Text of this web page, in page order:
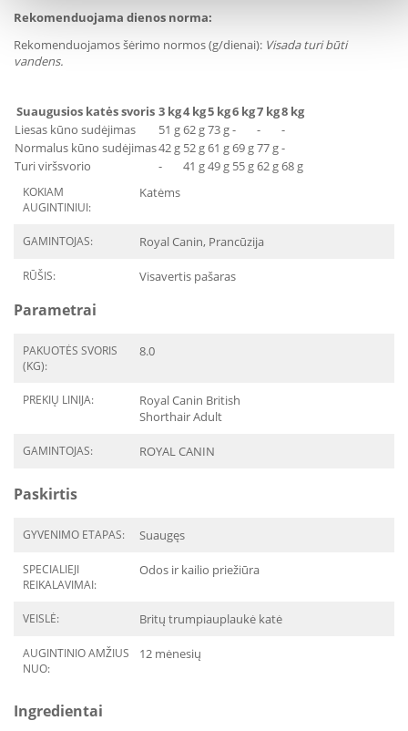
Rekomenduojama dienos norma:
Rekomenduojamos šėrimo normos (g/dienai): Visada turi būti
vandens.
Suaugusios katės svoris 3 kg4 kg5 kg6 kg7 kg8 kg
Liesas kūno sudėjimas
51 g62 g73 g- -
-
Normalus kūno sudėjimas42 g 52 g61 g69 g77 g-
Turi viršsvorio
- 41 g49 g 55 g62 g68 g
KOKIAM
AUGINTINIUI:
Katėms
GAMINTOJAS: Royal Canin, Prancūzija
RŪŠIS: Visavertis pašaras
Parametrai
PAKUOTĖS SVORIS
(KG):
8.0
PREKIŲ LINIJA:
Royal Canin British
Shorthair Adult
GAMINTOJAS: ROYAL CANIN
Paskirtis
GYVENIMO ETAPAS: Suaugęs
SPECIALIEJI
REIKALAVIMAI:
Odos ir kailio priežiūra
VEISLĖ: Britų trumpiauplaukė katė
AUGINTINIO AMŽIUS
NUO:
12 mėnesių
Ingredientai